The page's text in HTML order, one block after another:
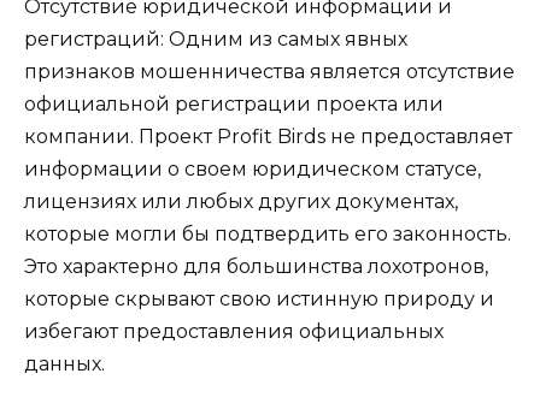
Отсутствие юридической информации и
регистраций: Одним из самых явных
признаков мошенничества является отсутствие
официальной регистрации проекта или
компании. Проект Profit Birds не предоставляет
информации о своем юридическом статусе,
лицензиях или любых других документах,
которые могли бы подтвердить его законность.
Это характерно для большинства лохотронов,
которые скрывают свою истинную природу и
избегают предоставления официальных
данных.